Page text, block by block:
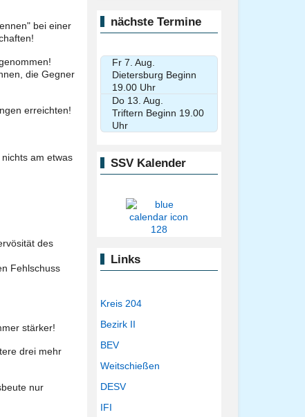
bei einer
die Gegner
erreichten!
am etwas
des
Fehlschuss
stärker!
drei mehr
nur
nächste Termine
Fr 7. Aug.
Dietersburg Beginn
19.00 Uhr
Do 13. Aug.
Triftern Beginn 19.00
Uhr
SSV Kalender
Links
Kreis 204
Bezirk II
BEV
Weitschießen
DESV
IFI